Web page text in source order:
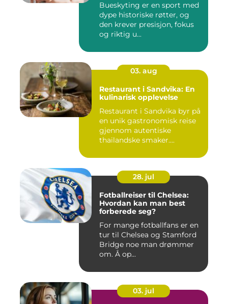
Bueskyting er en sport med
dype historiske røtter, og
den krever presisjon, fokus
og riktig u...
03. aug
Restaurant i Sandvika: En
kulinarisk opplevelse
Restaurant i Sandvika byr på
en unik gastronomisk reise
gjennom autentiske
thailandske smaker....
28. jul
Fotballreiser til Chelsea:
Hvordan kan man best
forberede seg?
For mange fotballfans er en
tur til Chelsea og Stamford
Bridge noe man drømmer
om. Å op...
03. jul